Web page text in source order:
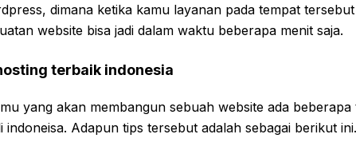
dimana ketika kamu layanan pada tempat
website bisa jadi dalam waktu beberapa menit saja.
terbaik indonesia
yang akan membangun sebuah website ada
indoneisa. Adapun tips tersebut adalah sebagai berikut ini.